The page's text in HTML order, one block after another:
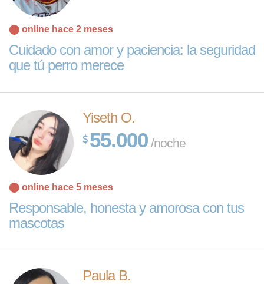
⬤ online hace 2 meses
Cuidado con amor y paciencia: la seguridad
que tú perro merece
Yiseth O.
55.000 /noche
⬤ online hace 5 meses
Responsable, honesta y amorosa con tus
mascotas
Paula B.